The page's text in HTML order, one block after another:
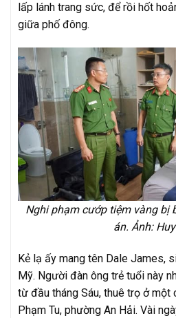
lấp lánh trang sức, để rồi hốt
giữa phố đông.
Nghi phạm cướp tiệm vàng bị
án. Ảnh:
Kẻ lạ ấy mang tên Dale James,
Mỹ. Người đàn ông trẻ tuổi này
từ đầu tháng Sáu, thuê trọ ở một
Phạm Tu, phường An Hải. Vài